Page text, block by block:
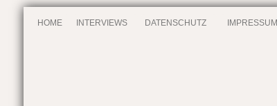
HOME INTERVIEWS DATENSCHUTZ IMPRESSUM